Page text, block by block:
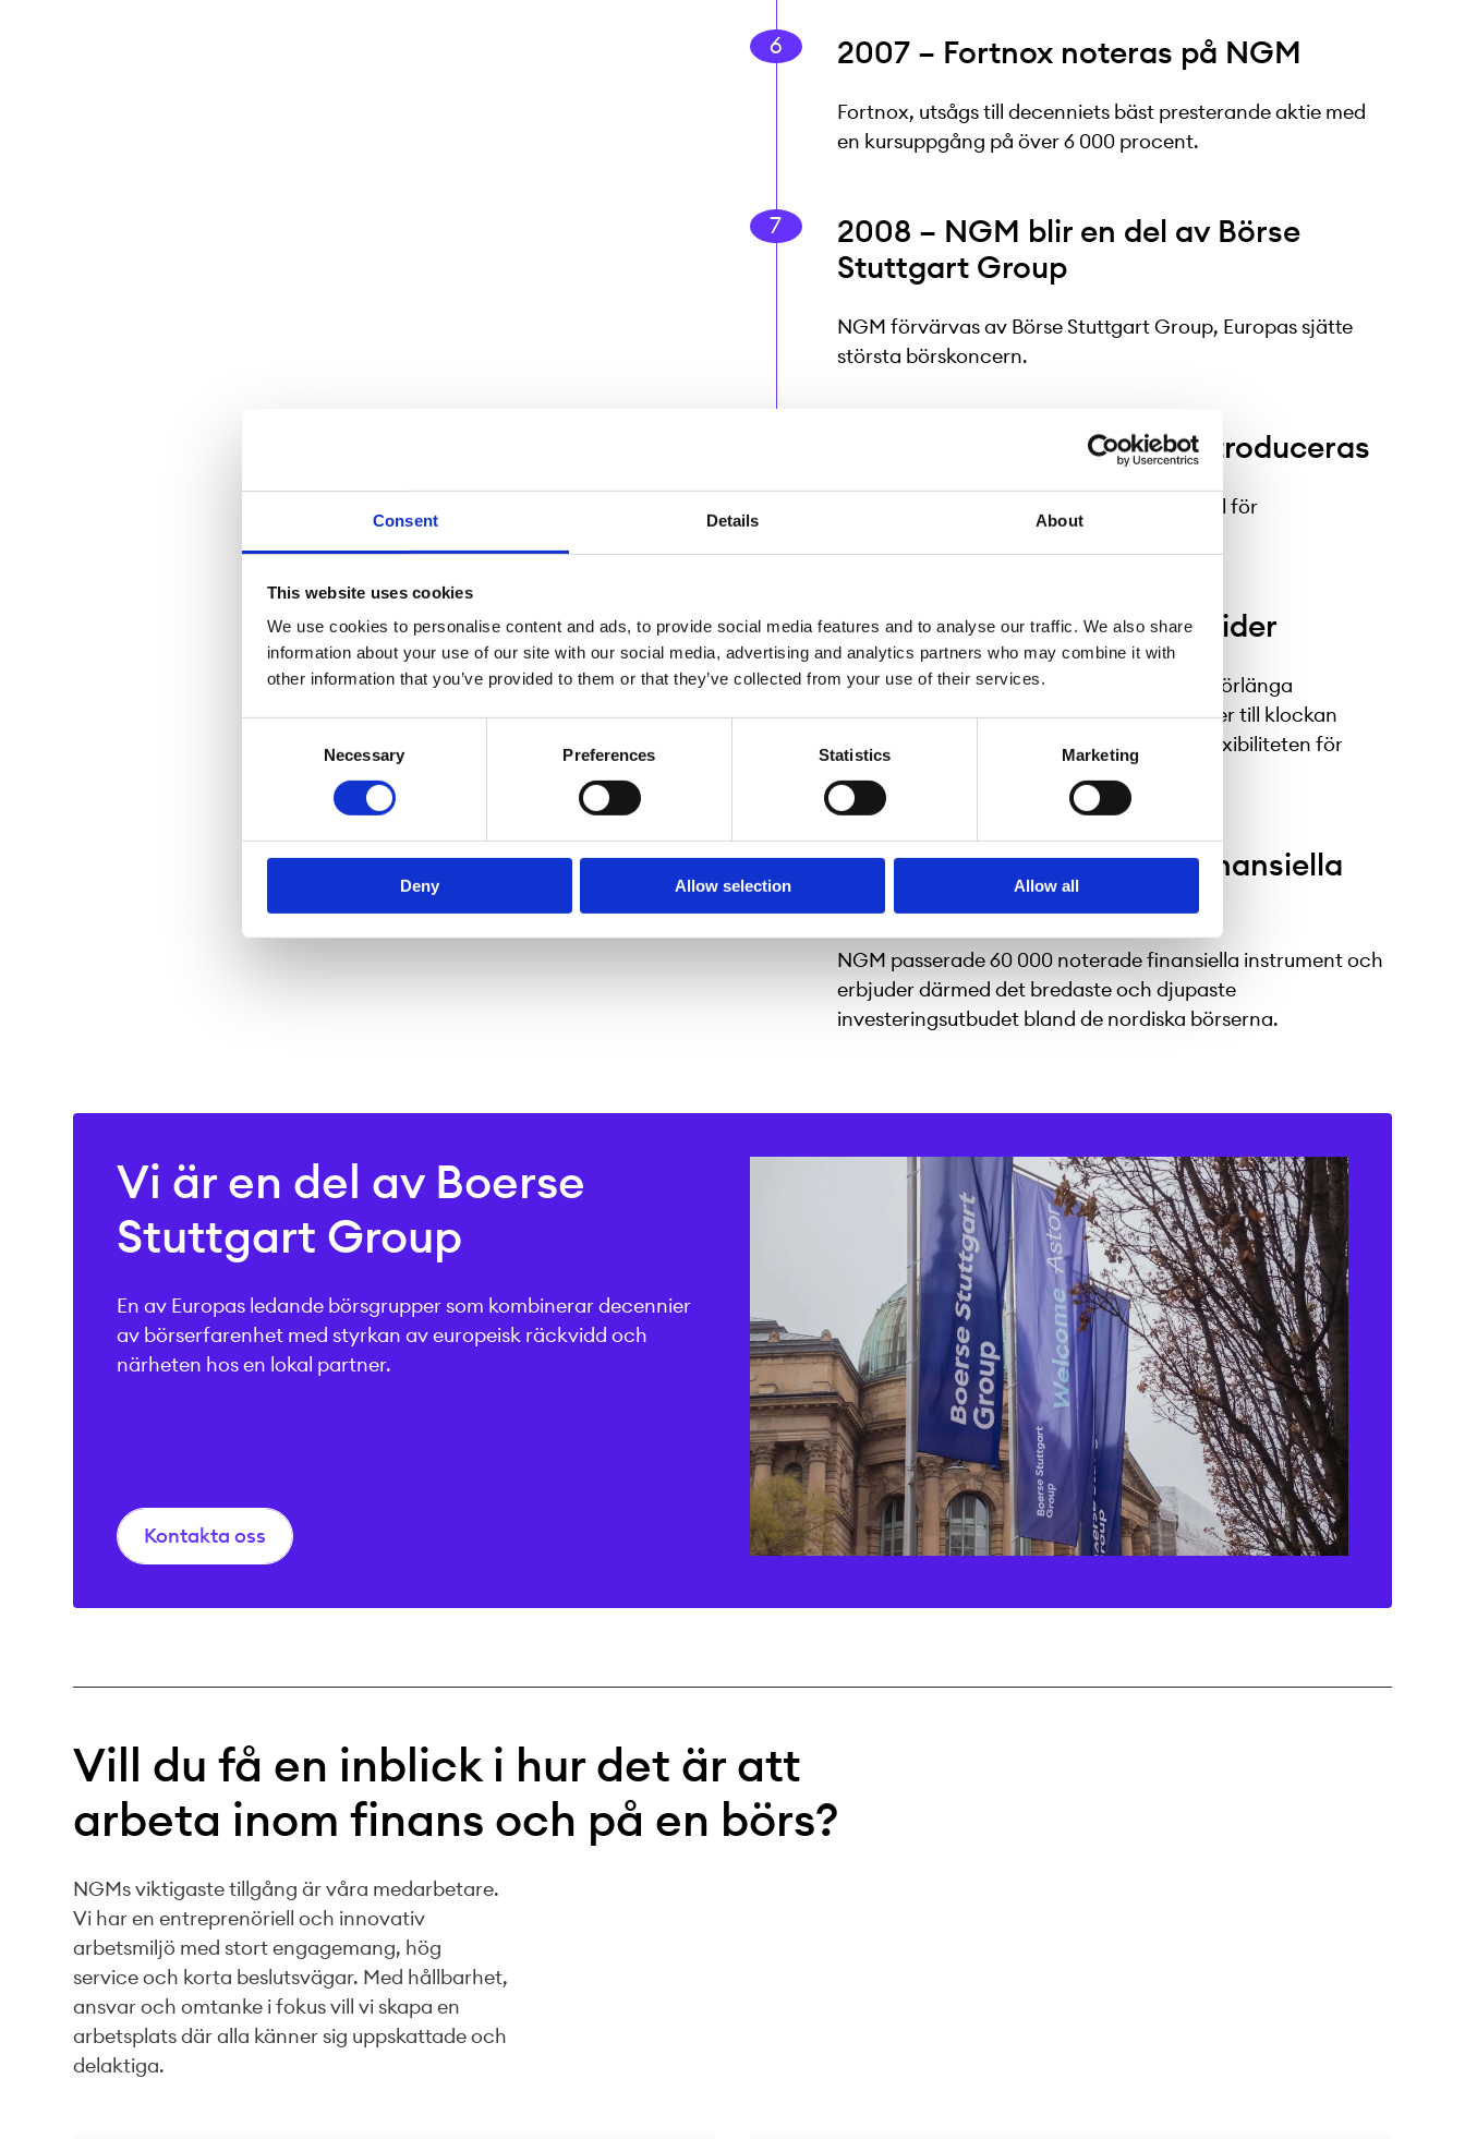
Consent Details About
This website uses cookies
We use cookies to personalise content and ads, to provide social media features and to analyse our traffic. We also share
information about your use of our site with our social media, advertising and analytics partners who may combine it with
other information that you’ve provided to them or that they’ve collected from your use of their services.
Necessary Preferences Statistics Marketing
Deny Allow selection Allow all
2007 – Fortnox noteras på NGM
Fortnox, utsågs till decenniets bäst presterande aktie med
en kursuppgång på över 6 000 procent.
2008 – NGM blir en del av Börse
Stuttgart Group
NGM förvärvas av Börse Stuttgart Group, Europas sjätte
största börskoncern.
2014 – Revenue sharing introduceras
Första börsen globalt att lansera en modell för
2023 – Förlängda handelstider
NGM blev den första nordiska börsen att förlänga
handelstiderna för börshandlade produkter till klockan
22.00, vilket ökade tillgängligheten och flexibiliteten för
2026 – 60 000 noterade finansiella
NGM passerade 60 000 noterade finansiella instrument och
erbjuder därmed det bredaste och djupaste
investeringsutbudet bland de nordiska börserna.
Vi är en del av Boerse
Stuttgart Group
En av Europas ledande börsgrupper som kombinerar decennier
av börserfarenhet med styrkan av europeisk räckvidd och
närheten hos en lokal partner.
Kontakta oss
Vill du få en inblick i hur det är att
arbeta inom finans och på en börs?
NGMs viktigaste tillgång är våra medarbetare.
Vi har en entreprenöriell och innovativ
arbetsmiljö med stort engagemang, hög
service och korta beslutsvägar. Med hållbarhet,
ansvar och omtanke i fokus vill vi skapa en
arbetsplats där alla känner sig uppskattade och
delaktiga.